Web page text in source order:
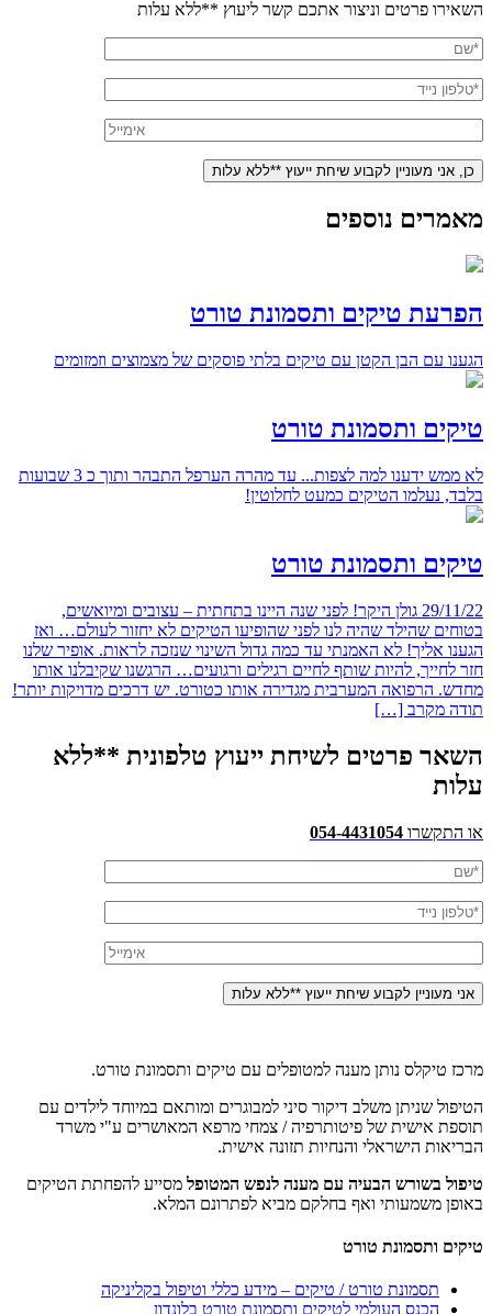
השאירו פרטים וניצור אתכם קשר ליעוץ **ללא עלות
מאמרים נוספים
הפרעת טיקים ותסמונת טורט
הגענו עם הבן הקטן עם טיקים בלתי פוסקים של מצמוצים וזמזומים
טיקים ותסמונת טורט
לא ממש ידענו למה לצפות... עד מהרה הערפל התבהר ותוך כ 3 שבועות
בלבד, נעלמו הטיקים כמעט לחלוטין!
טיקים ותסמונת טורט
29/11/22 גולן היקר! לפני שנה היינו בתחתית – עצובים ומיואשים,
בטוחים שהילד שהיה לנו לפני שהופיעו הטיקים לא יחזור לעולם… ואז
הגענו אליך! לא האמנתי עד כמה גדול השינוי שנזכה לראות. אופיר שלנו
חזר לחייך, להיות שותף לחיים רגילים ורגועים… הרגשנו שקיבלנו אותו
מחדש. הרפואה המערבית מגדירה אותו כטורט. יש דרכים מדויקות יותר!
תודה מקרב […]
השאר פרטים לשיחת ייעוץ טלפונית **ללא
עלות
או התקשרו 054-4431054
מרכז טיקלס נותן מענה למטופלים עם טיקים ותסמונת טורט.
הטיפול שניתן משלב דיקור סיני למבוגרים ומותאם במיוחד לילדים עם
תוספת אישית של פיטותרפיה / צמחי מרפא המאושרים ע"י משרד
הבריאות הישראלי והנחיות תזונה אישית.
טיפול בשורש הבעיה עם מענה לנפש המטופל מסייע להפחתת הטיקים
באופן משמעותי ואף בחלקם מביא לפתרונם המלא.
טיקים ותסמונת טורט
תסמונת טורט / טיקים – מידע כללי וטיפול בקליניקה
הכנס העולמי לטיקים ותסמונת טורט בלונדון